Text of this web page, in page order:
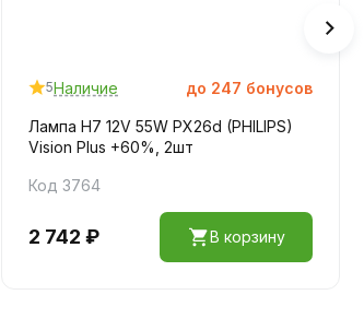
5Наличие до 247 бонусов
Лампа H7 12V 55W PX26d (PHILIPS)
Vision Plus +60%, 2шт
Код 3764
2 742 ₽ В корзину